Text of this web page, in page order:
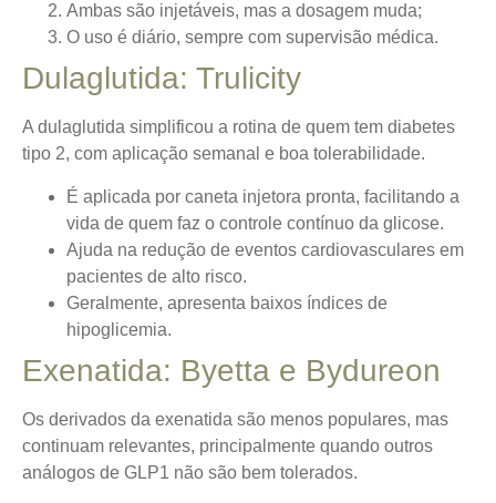
Ambas são injetáveis, mas a dosagem muda;
O uso é diário, sempre com supervisão médica.
Dulaglutida: Trulicity
A dulaglutida simplificou a rotina de quem tem diabetes
tipo 2, com aplicação semanal e boa tolerabilidade.
É aplicada por caneta injetora pronta, facilitando a
vida de quem faz o controle contínuo da glicose.
Ajuda na redução de eventos cardiovasculares em
pacientes de alto risco.
Geralmente, apresenta baixos índices de
hipoglicemia.
Exenatida: Byetta e Bydureon
Os derivados da exenatida são menos populares, mas
continuam relevantes, principalmente quando outros
análogos de GLP1 não são bem tolerados.